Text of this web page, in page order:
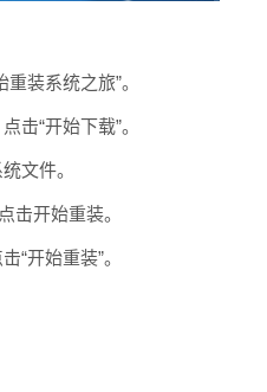
装系统之旅”。
击“开始下载”。
文件。
击开始重装。
“开始重装”。